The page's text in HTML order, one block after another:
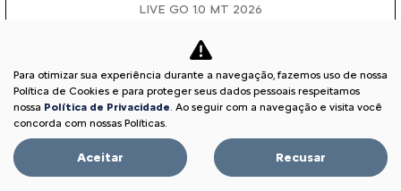
LIVE GO 1.0 MT 2026
Para otimizar sua experiência durante a navegação, fazemos uso de nossa
Política de Cookies e para proteger seus dados pessoais respeitamos
nossa Política de Privacidade. Ao seguir com a navegação e visita você
concorda com nossas Políticas.
Aceitar Recusar